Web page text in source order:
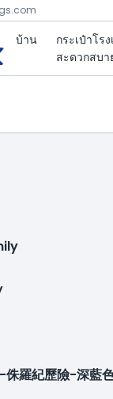
บ้าน
กระเป๋าโร
สะดวกสบา
侏羅紀歷險-深藍